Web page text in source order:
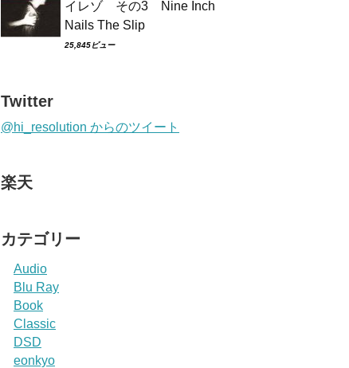
イレゾ その3 Nine Inch
Nails The Slip
25,845ビュー
Twitter
@hi_resolution からのツイート
楽天
カテゴリー
Audio
Blu Ray
Book
Classic
DSD
eonkyo